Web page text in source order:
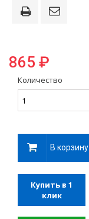
865 ₽
Количество
В корзину
Купить в 1
клик